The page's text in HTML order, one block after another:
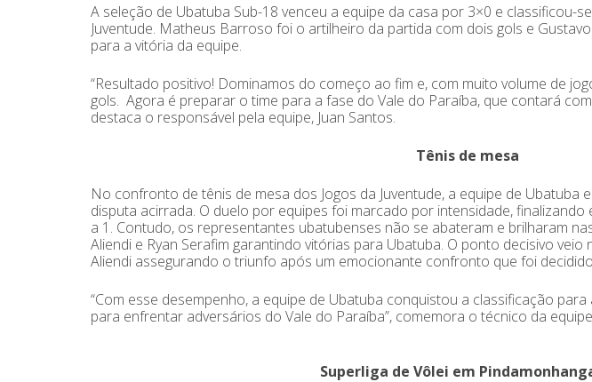
A seleção de Ubatuba Sub-18 venceu a equipe da casa por 3×0 e classificou-
Juventude. Matheus Barroso foi o artilheiro da partida com dois gols e
para a vitória da equipe.
“Resultado positivo! Dominamos do começo ao fim e, com muito volume de
gols. Agora é preparar o time para a fase do Vale do Paraíba, que contará
destaca o responsável pela equipe, Juan Santos.
Tênis de mesa
No confronto de tênis de mesa dos Jogos da Juventude, a equipe de Ubatuba
disputa acirrada. O duelo por equipes foi marcado por intensidade, finalizando
a 1. Contudo, os representantes ubatubenses não se abateram e brilharam
Aliendi e Ryan Serafim garantindo vitórias para Ubatuba. O ponto decisivo
Aliendi assegurando o triunfo após um emocionante confronto que foi
“Com esse desempenho, a equipe de Ubatuba conquistou a classificação
para enfrentar adversários do Vale do Paraíba”, comemora o técnico da
Superliga de Vôlei em